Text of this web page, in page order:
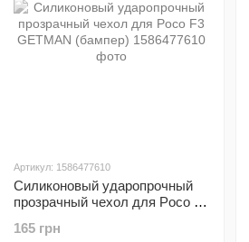
Артикул: 1586477610
Силиконовый ударопрочный
прозрачный чехол для Poco F3
165 грн